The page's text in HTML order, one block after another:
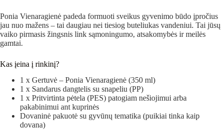
Ponia Vienaragienė padeda formuoti sveikus gyvenimo būdo įpročius
jau nuo mažens – tai daugiau nei tiesiog buteliukas vandeniui. Tai jūsų
vaiko pirmasis žingsnis link sąmoningumo, atsakomybės ir meilės
gamtai.
Kas įeina į rinkinį?
1 x Gertuvė – Ponia Vienaragienė (350 ml)
1 x Sandarus dangtelis su snapeliu (PP)
1 x Pritvirtinta pėtela (PES) patogiam nešiojimui arba
pakabinimui ant kuprinės
Dovaninė pakuotė su gyvūnų tematika (puikiai tinka kaip
dovana)